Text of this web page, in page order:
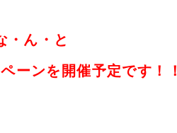
・ん・と
ーンを開催予定です！！